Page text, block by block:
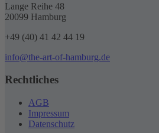
Lange Reihe 48
20099 Hamburg
+49 (40) 41 42 44 19
info@the-art-of-hamburg.de
Rechtliches
AGB
Impressum
Datenschutz